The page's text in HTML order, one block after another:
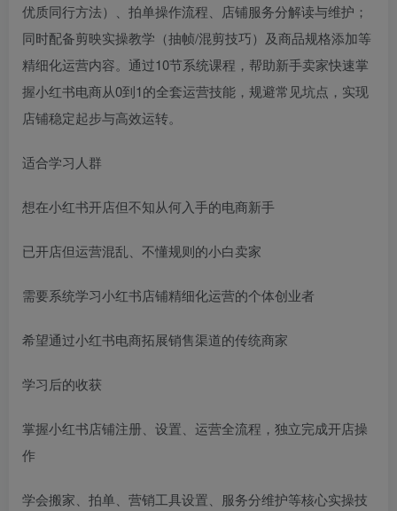
优质同行方法）、拍单操作流程、店铺服务分解读与维护；
同时配备剪映实操教学（抽帧/混剪技巧）及商品规格添加等
精细化运营内容。通过10节系统课程，帮助新手卖家快速掌
握小红书电商从0到1的全套运营技能，规避常见坑点，实现
店铺稳定起步与高效运转。
适合学习人群
想在小红书开店但不知从何入手的电商新手
已开店但运营混乱、不懂规则的小白卖家
需要系统学习小红书店铺精细化运营的个体创业者
希望通过小红书电商拓展销售渠道的传统商家
学习后的收获
掌握小红书店铺注册、设置、运营全流程，独立完成开店操
作
学会搬家、拍单、营销工具设置、服务分维护等核心实操技